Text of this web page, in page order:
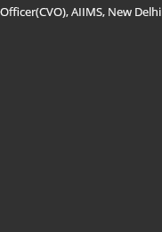
AIIMS, New Delhi